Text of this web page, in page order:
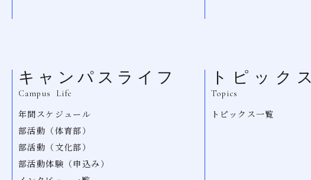
キャンパスライフ
Campus Life
年間スケジュール
部活動（体育部）
部活動（文化部）
部活動体験（申込み）
トピックス
Topics
トピックス一覧